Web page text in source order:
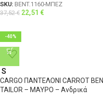
SKU: BENT.1160-ΜΠΕΖ
37,52€ 22,51 €
-40%
S
CARGO ΠΑΝΤΕΛΟΝΙ CARROT BEN
TAILOR – ΜΑΥΡΟ – Ανδρικά